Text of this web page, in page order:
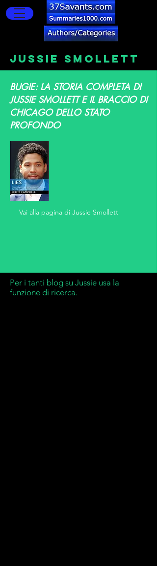
JUSSIE SMOLLETT
BUGIE: LA STORIA COMPLETA DI
JUSSIE SMOLLETT E IL BRACCIO DI
CHICAGO DELLO STATO
PROFONDO
Vai alla pagina di Jussie Smollett
Per i tanti blog su Jussie usa la
funzione di ricerca.